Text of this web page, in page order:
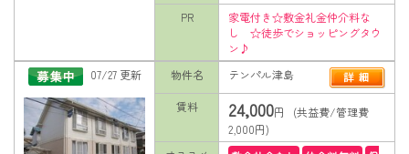
PR
家電付き☆敷金礼金仲介料な
し ☆徒歩でショッピングタウ
ン♪
07/27 更新
物件名 テンパル津島
賃料 24,000円 (共益費/管理費
2,000円)